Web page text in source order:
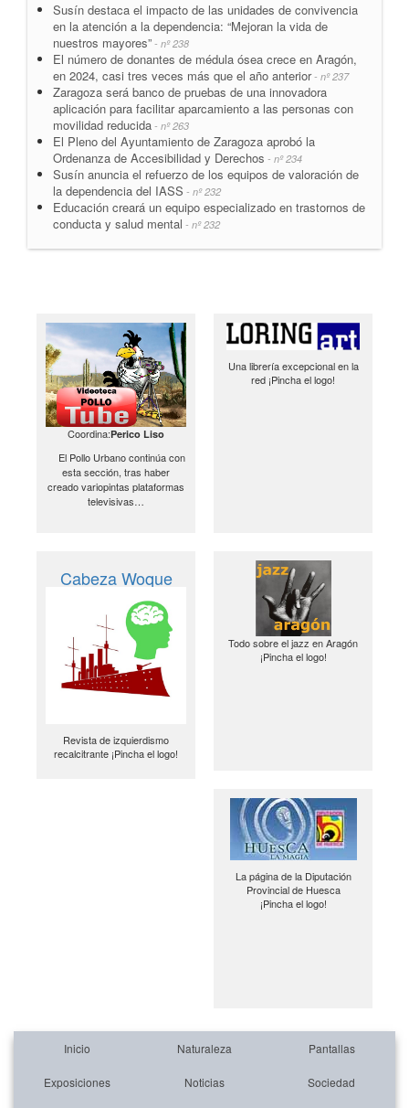
Susín destaca el impacto de las unidades de convivencia
en la atención a la dependencia: “Mejoran la vida de
nuestros mayores” - nº 238
El número de donantes de médula ósea crece en Aragón,
en 2024, casi tres veces más que el año anterior- nº 237
Zaragoza será banco de pruebas de una innovadora
aplicación para facilitar aparcamiento a las personas con
movilidad reducida - nº 263
El Pleno del Ayuntamiento de Zaragoza aprobó la
Ordenanza de Accesibilidad y Derechos - nº 234
Susín anuncia el refuerzo de los equipos de valoración de
la dependencia del IASS - nº 232
Educación creará un equipo especializado en trastornos de
conducta y salud mental - nº 232
Coordina:Perico Liso
El Pollo Urbano continúa con
esta sección, tras haber
creado variopintas plataformas
televisivas…
Una librería excepcional en la
red ¡Pincha el logo!
Cabeza Woque
Revista de izquierdismo
recalcitrante ¡Pincha el logo!
Todo sobre el jazz en Aragón
¡Pincha el logo!
La página de la Diputación
Provincial de Huesca
¡Pincha el logo!
Inicio Naturaleza Pantallas
Exposiciones Noticias Sociedad